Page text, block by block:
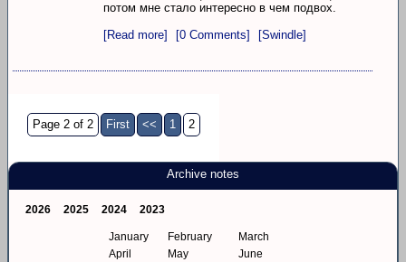
потом мне стало интересно в чем подвох.
[Read more]
[0 Comments] [Swindle]
Page 2 of 2 First << 1 2
Archive notes
2026 2025 2024 2023
January February
March
April
May
June